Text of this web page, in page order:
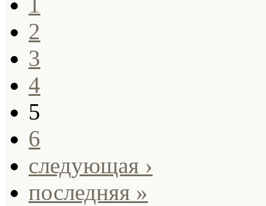
2
3
4
5
6
следующая ›
последняя »